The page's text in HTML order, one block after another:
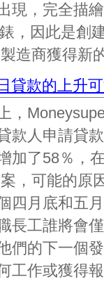
現，完全描
，因此是創
造商獲得新
貸款的上升
，
款人申請貸
加了58％，
，可能的原
四月底和五
長工誰將會
們的下一個
工作或獲得